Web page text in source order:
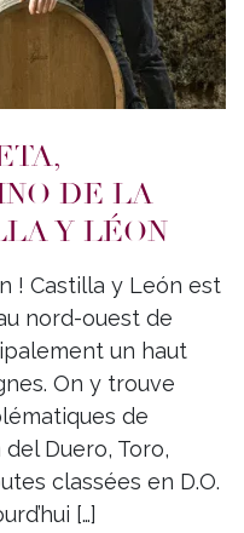
DE LA
Y LÉON
! Castilla y León est
nord-ouest de
un haut
On y trouve
de
del Duero, Toro,
classées en D.O.
[…]